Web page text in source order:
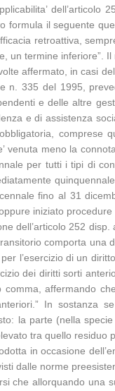
formula il seguente
retroattiva,
un termine inferiore”. Il
affermato, in casi
n. 335 del 1995,
e delle altre
e di assistenza
comprese
venuta meno la
per tutti i tipi di
fino al 31
iniziato
dell’articolo 252
comporta una
l’esercizio di un
dei diritti sorti
comma, affermando
In sostanza
la parte (nella
tra quello residuo
in occasione
dalle norme
che allorquando una